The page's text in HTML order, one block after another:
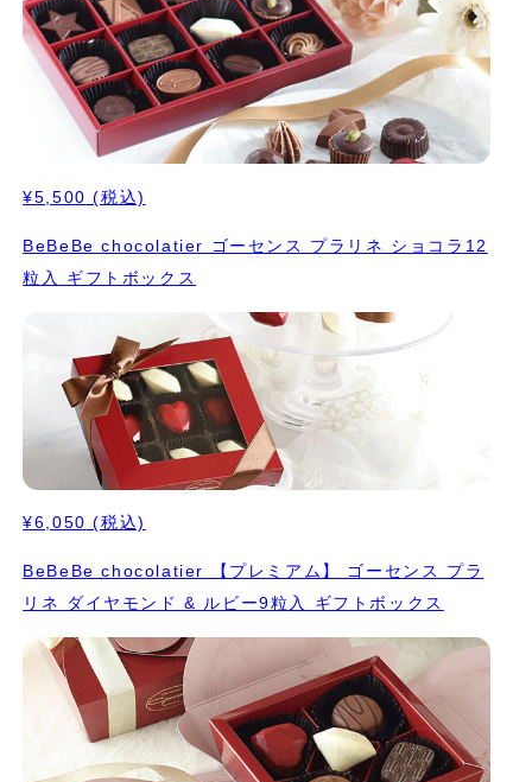
¥5,500 (税込)
BeBeBe chocolatier ゴーセンス プラリネ ショコラ12
粒入 ギフトボックス
¥6,050 (税込)
BeBeBe chocolatier 【プレミアム】 ゴーセンス プラ
リネ ダイヤモンド & ルビー9粒入 ギフトボックス